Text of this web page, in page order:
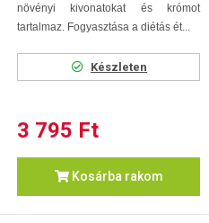
növényi kivonatokat és krómot
tartalmaz. Fogyasztása a diétás ét...
Készleten
3 795 Ft
Kosárba rakom